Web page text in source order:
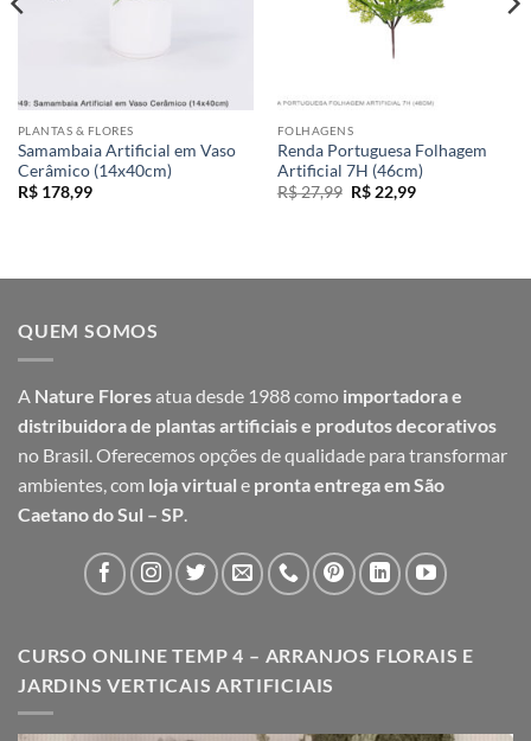
PLANTAS & FLORES
Samambaia Artificial em Vaso
Cerâmico (14x40cm)
R$178,99
FOLHAGENS
Renda Portuguesa Folhagem
Artificial 7H (46cm)
R$27,99 O
R$22,99O
QUEM SOMOS
A Nature Floresatua desde 1988 como importadora e
distribuidora de plantas artificiais e produtos decorativos
no Brasil. Oferecemos opções de qualidade para transformar
ambientes, com loja virtual e pronta entrega em São
Caetano do Sul – SP
CURSO ONLINE TEMP 4 – ARRANJOS FLORAIS E
JARDINS VERTICAIS ARTIFICIAIS